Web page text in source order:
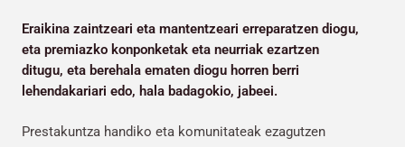
Eraikina zaintzeari eta mantentzeari erreparatzen diogu,
eta premiazko konponketak eta neurriak ezartzen
ditugu, eta berehala ematen diogu horren berri
lehendakariari edo, hala badagokio, jabeei.
Prestakuntza handiko eta komunitateak ezagutzen